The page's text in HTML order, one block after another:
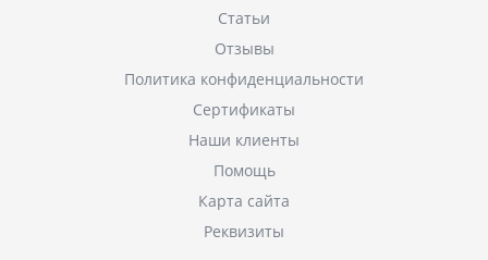
Статьи
Отзывы
Политика конфиденциальности
Сертификаты
Наши клиенты
Помощь
Карта сайта
Реквизиты